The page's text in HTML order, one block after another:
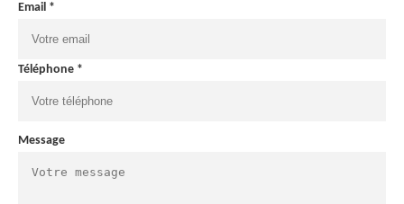
Email *
Téléphone *
Message